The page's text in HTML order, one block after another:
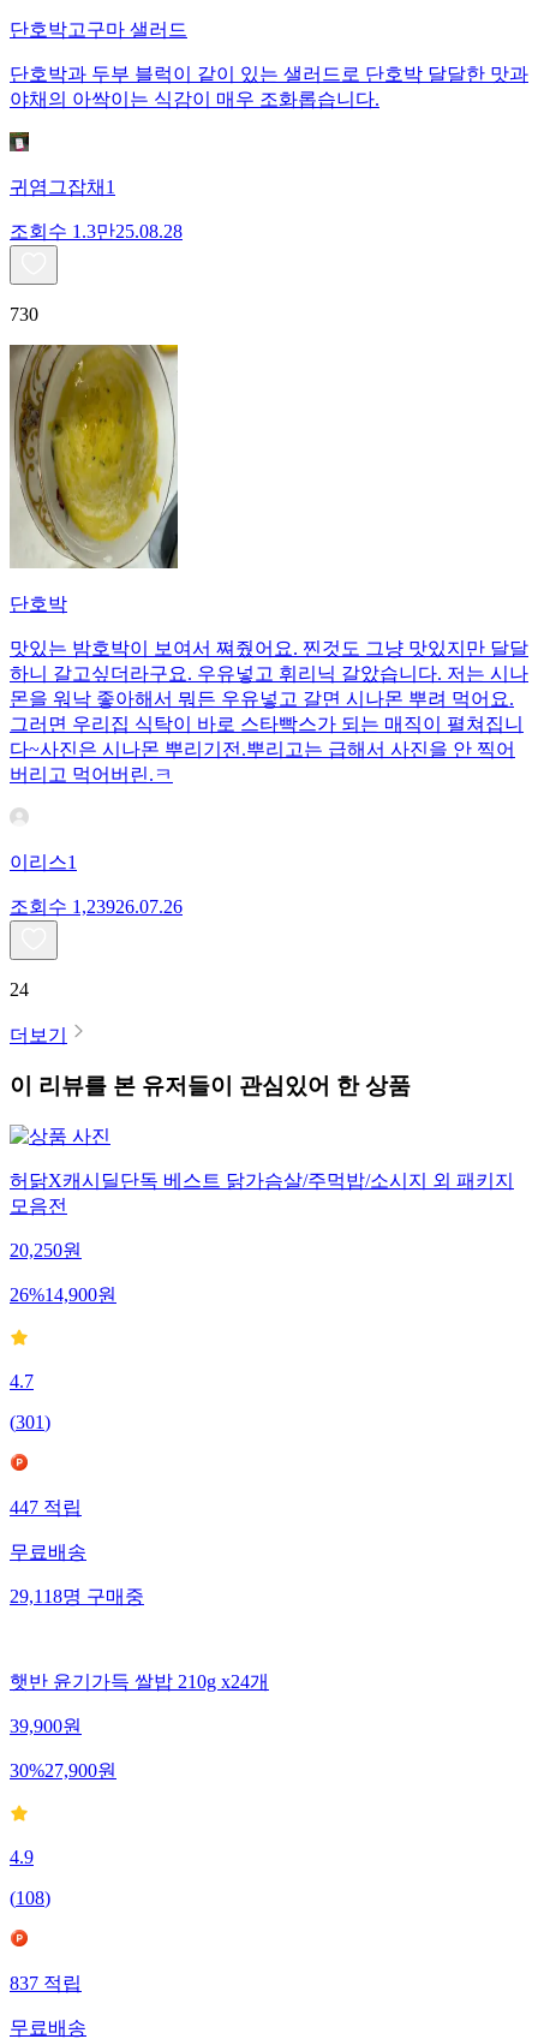
단호박고구마 샐러드
단호박과 두부 블럭이 같이 있는 샐러드로 단호박 달달한 맛과
야채의 아싹이는 식감이 매우 조화롭습니다.
귀염그잡채1
조회수 1.3만25.08.28
730
단호박
맛있는 밤호박이 보여서 쪄줬어요. 찐것도 그냥 맛있지만 달달
하니 갈고싶더라구요. 우유넣고 휘리닉 갈았습니다. 저는 시나
몬을 워낙 좋아해서 뭐든 우유넣고 갈면 시나몬 뿌려 먹어요.
그러면 우리집 식탁이 바로 스타빡스가 되는 매직이 펼쳐집니
다~사진은 시나몬 뿌리기전.뿌리고는 급해서 사진을 안 찍어
버리고 먹어버린.ㅋ
이리스1
조회수 1,23926.07.26
24
더보기
이 리뷰를 본 유저들이 관심있어 한 상품
허닭X캐시딜단독 베스트 닭가슴살/주먹밥/소시지 외 패키지
모음전
20,250원
26%14,900원
4.7
(301)
447 적립
무료배송
29,118명 구매중
햇반 윤기가득 쌀밥 210g x24개
39,900원
30%27,900원
4.9
(108)
837 적립
무료배송